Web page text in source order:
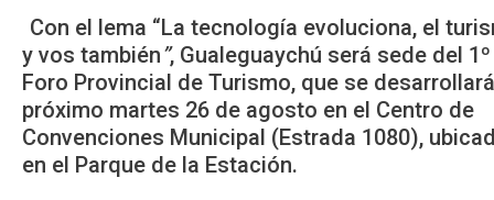
Con el lema “La tecnología evoluciona, el
y vos también”, Gualeguaychú será sede del 1º
Foro Provincial de Turismo, que se
próximo martes 26 de agosto en el Centro de
Convenciones Municipal (Estrada 1080),
en el Parque de la Estación.